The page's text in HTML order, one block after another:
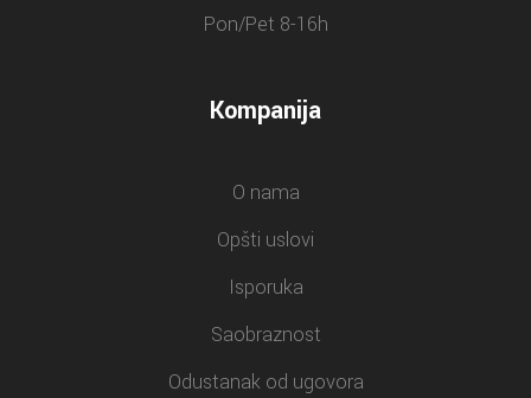
Pon/Pet 8-16h
Kompanija
O nama
Opšti uslovi
Isporuka
Saobraznost
Odustanak od ugovora